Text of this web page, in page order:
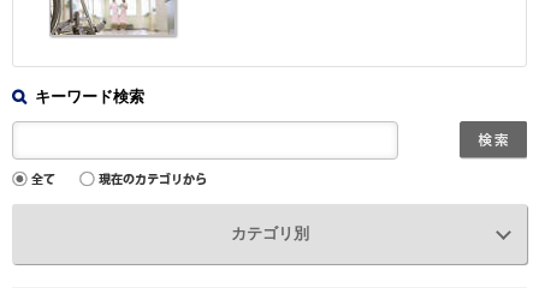
キーワード検索
カテゴリ別